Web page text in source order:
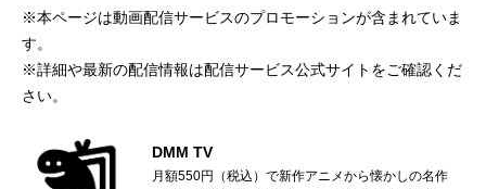
※本ページは動画配信サービスのプロモーションが含まれていま
す。
※詳細や最新の配信情報は配信サービス公式サイトをご確認くだ
さい。
DMM TV
月額550円（税込）で新作アニメから懐かしの名作